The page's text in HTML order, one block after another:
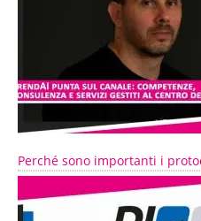
Perché sono importanti i